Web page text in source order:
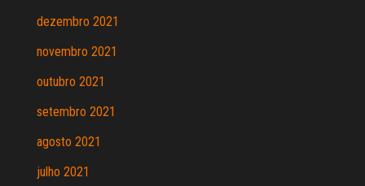
dezembro 2021
novembro 2021
outubro 2021
setembro 2021
agosto 2021
julho 2021